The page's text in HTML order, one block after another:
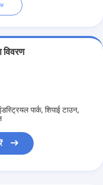
विवरण
पार्क, शिपाई टाउन,